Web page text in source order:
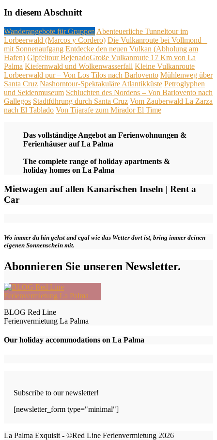
In diesem Abschnitt
Wanderangebote für Gruppen Abenteuerliche Tunneltour im
Lorbeerwald (Marcos y Cordero) Die Vulkanroute bei Vollmond –
mit Sonnenaufgang Entdecke den neuen Vulkan (Abholung am
Hafen) Gipfeltour Bejenado​Große Vulkanroute 17 Km von La
Palma Kiefernwald und Wolkenwasserfall Kleine Vulkanroute​
Lorbeerwald pur – Von Los Tilos nach Barlovento Mühlenweg über
Santa Cruz Nashorntour-Spektakuläre Atlantikküste Petroglyphen
und Seidenmuseum Schluchten des Nordens – Von Barlovento nach
Gallegos Stadtführung durch Santa Cruz Vom Zauberwald La Zarza
nach El Tablado Von Tijarafe zum Mirador El Time
Das vollständige Angebot an Ferienwohnungen &
Ferienhäuser auf La Palma
The complete range of holiday apartments &
holiday homes on La Palma
Mietwagen auf allen Kanarischen Inseln | Rent a
Car
Wo immer du hin gehst und egal wie das Wetter dort ist, bring immer deinen
eigenen Sonnenschein mit.
Abonnieren Sie unseren Newsletter.
BLOG Red Line
Ferienvermietung La Palma
Our holiday accommodations on La Palma
Subscribe to our newsletter!
[newsletter_form type="minimal"]
La Palma Exquisit - ©Red Line Ferienvermietung 2026